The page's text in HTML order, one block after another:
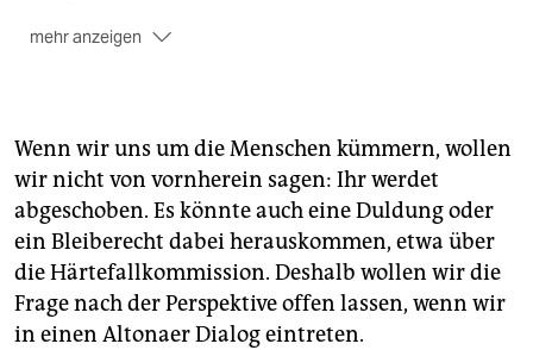
mehr anzeigen
Uwe Szczesny, 67, sitzt seit 37 Jahren für die CDU in
der Bezirksversammlung Altona und ist seit 2006 ihr
Fraktionsvorsitzender.
Wenn wir uns um die Menschen kümmern, wollen
wir nicht von vornherein sagen: Ihr werdet
abgeschoben. Es könnte auch eine Duldung oder
ein Bleiberecht dabei herauskommen, etwa über
die Härtefallkommission. Deshalb wollen wir die
Frage nach der Perspektive offen lassen, wenn wir
in einen Altonaer Dialog eintreten.